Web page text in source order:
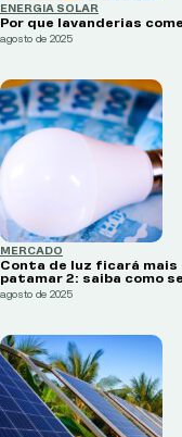
ENERGIA SOLAR
Por que lavanderias
agosto de 2025
MERCADO
Conta de luz ficará mais
patamar 2: saiba como
agosto de 2025